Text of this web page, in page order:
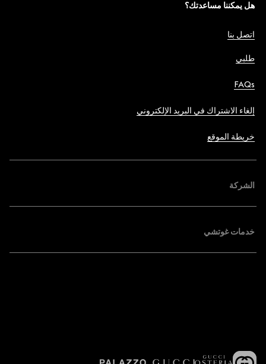
هل يمكننا مساعدتك؟
اتصل بنا
طلبي
FAQs
إلغاء الاشتراك في البريد الإلكتروني
خريطة الموقع
الشركة
خدمات غوتشي